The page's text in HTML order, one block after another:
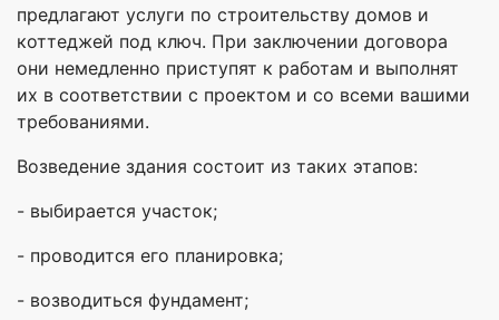
предлагают услуги по строительству домов и
коттеджей под ключ. При заключении договора
они немедленно приступят к работам и выполнят
их в соответствии с проектом и со всеми вашими
требованиями.
Возведение здания состоит из таких этапов:
- выбирается участок;
- проводится его планировка;
- возводиться фундамент;